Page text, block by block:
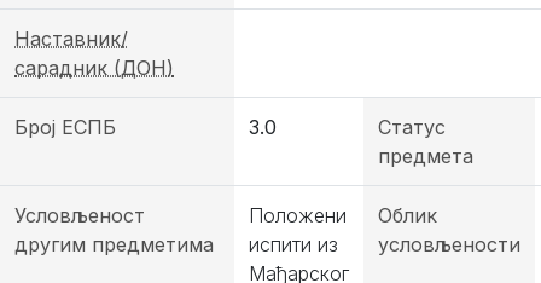
Наставник/
сарадник (ДОН)
Број ЕСПБ 3.0
Статус
предмета
Условљеност
другим предметима
Положени
испити из
Мађарског
Облик
условљености